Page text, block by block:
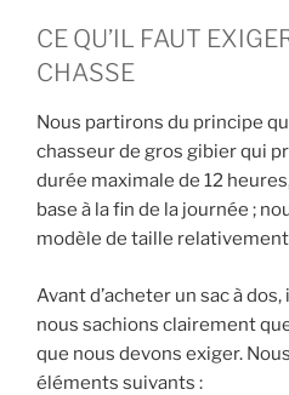
CE QU’IL FAUT
CHASSE
Nous partirons du principe
chasseur de gros gibier qui
durée maximale de 12
base à la fin de la journée ;
modèle de taille
Avant d’acheter un sac à
nous sachions clairement
que nous devons exiger.
éléments suivants :